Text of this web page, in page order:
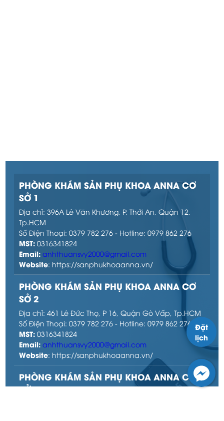
PHÒNG KHÁM SẢN PHỤ KHOA ANNA CƠ
SỞ 1
Địa chỉ: 396A Lê Văn Khương, P. Thới An, Quận 12,
Tp.HCM
Số Điện Thoại: 0379 782 276 - Hotline: 0979 862 276
MST:0316341824
Email:anhthuansvy2000@gmail.com
Website: https://sanphukhoaanna.vn/
PHÒNG KHÁM SẢN PHỤ KHOA ANNA CƠ
SỞ 2
Địa chỉ: 461 Lê Đức Thọ, P 16, Quận Gò Vấp, Tp.HCM
Số Điện Thoại: 0379 782 276 - Hotline: 0979 862 276
MST:0316341824
Email:anhthuansvy2000@gmail.com
Website: https://sanphukhoaanna.vn/
PHÒNG KHÁM SẢN PHỤ KHOA ANNA CƠ
SỞ 3
Đặt
lịch